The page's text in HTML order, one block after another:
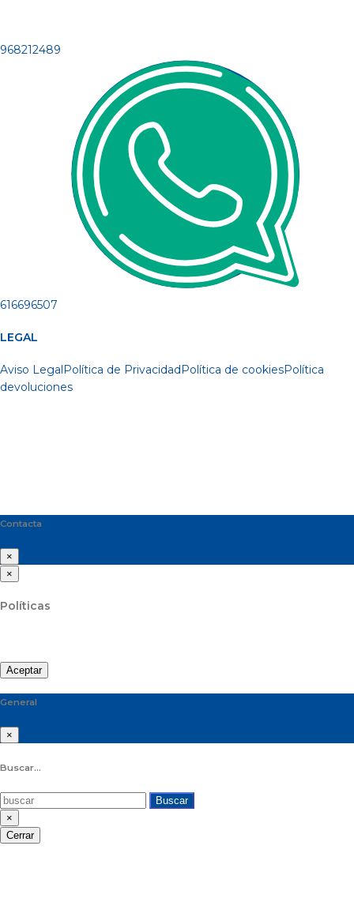
968212489
616696507
LEGAL
Aviso LegalPolítica de PrivacidadPolítica de cookiesPolítica
devoluciones
Contacta
×
×
Políticas
Aceptar
General
×
Buscar...
Buscar
×
Cerrar